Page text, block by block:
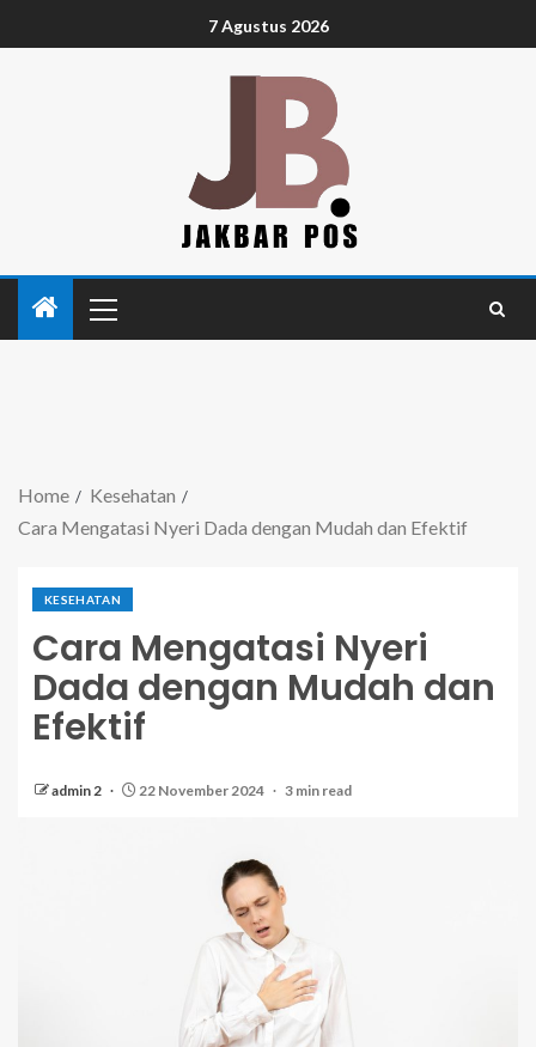
7 Agustus 2026
Home
Kesehatan
Cara Mengatasi Nyeri Dada dengan Mudah dan Efektif
KESEHATAN
Cara Mengatasi Nyeri
Dada dengan Mudah dan
Efektif
admin 2 22 November 2024 3 min read